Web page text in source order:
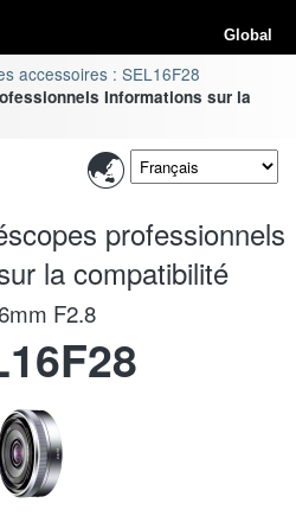
Global
accessoires : SEL16F28
Informations sur la
professionnels
la compatibilité
F2.8